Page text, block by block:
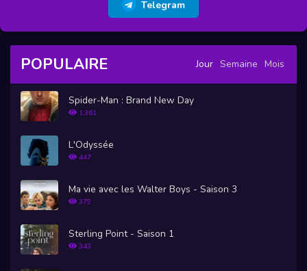
Telegram
POPULAIRE Jour Semaine Mois
Spider-Man : Brand New Day
1,361
L'Odyssée
447
Ma vie avec les Walter Boys - Saison 3
379
Sterling Point - Saison 1
343